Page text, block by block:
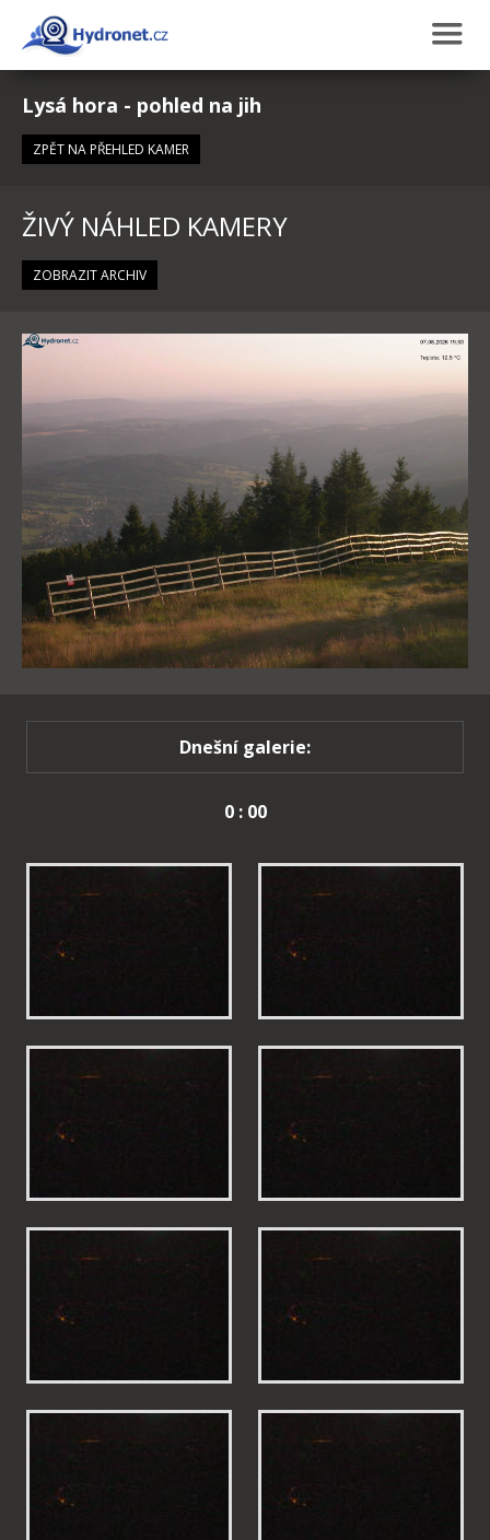
Lysá hora - pohled na jih
ZPĚT NA PŘEHLED KAMER
ŽIVÝ NÁHLED KAMERY
ZOBRAZIT ARCHIV
Dnešní galerie:
0 : 00